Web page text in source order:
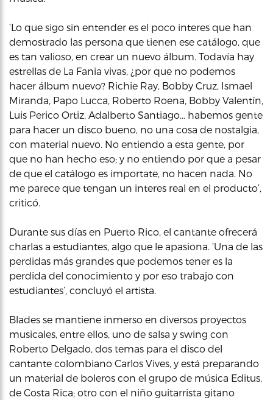
‘Lo que sigo sin entender es el poco interes que han
demostrado las persona que tienen ese catálogo, que
es tan valioso, en crear un nuevo álbum. Todavía hay
estrellas de La Fania vivas, ¿por que no podemos
hacer álbum nuevo? Richie Ray, Bobby Cruz, Ismael
Miranda, Papo Lucca, Roberto Roena, Bobby Valentín,
Luis Perico Ortiz, Adalberto Santiago… habemos gente
para hacer un disco bueno, no una cosa de nostalgia,
con material nuevo. No entiendo a esta gente, por
que no han hecho eso; y no entiendo por que a pesar
de que el catálogo es importate, no hacen nada. No
me parece que tengan un interes real en el producto’,
criticó.
Durante sus días en Puerto Rico, el cantante ofrecerá
charlas a estudiantes, algo que le apasiona. ‘Una de las
perdidas más grandes que podemos tener es la
perdida del conocimiento y por eso trabajo con
estudiantes’, concluyó el artista.
Blades se mantiene inmerso en diversos proyectos
musicales, entre ellos, uno de salsa y swing con
Roberto Delgado, dos temas para el disco del
cantante colombiano Carlos Vives, y está preparando
un material de boleros con el grupo de música Editus,
de Costa Rica; otro con el niño guitarrista gitano